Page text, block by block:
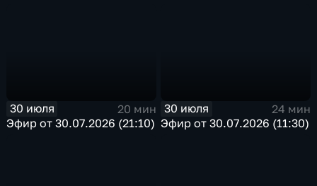
30 июля
20 мин
Эфир от 30.07.2026 (21:10)
30 июля
24 мин
Эфир от 30.07.2026 (11:30)